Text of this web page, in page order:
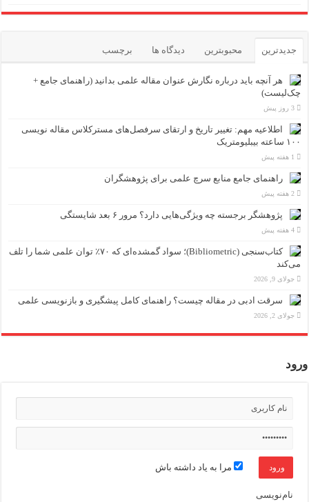
جدیدترین محبوبترین دیدگاه ها برچسب
هر آنچه باید درباره نگارش عنوان مقاله علمی بدانید (راهنمای جامع +
چک‌لیست)
3 روز پیش
اطلاعیه مهم: تغییر تاریخ و ارتقای سرفصل‌های مسترکلاس مقاله نویسی
۱۰۰ ساعته بیبلیومتریک
1 هفته پیش
راهنمای جامع منابع سرچ علمی برای پژوهشگران
2 هفته پیش
پژوهشگر برجسته چه ویژگی‌هایی دارد؟ مرور ۶ بعد شایستگی
4 هفته پیش
کتاب‌سنجی (Bibliometric)؛ سواد گمشده‌ای که ۷۰٪ توان علمی شما را تلف
می‌کند
جولای 9, 2026
سرقت ادبی در مقاله چیست؟ راهنمای کامل پیشگیری و بازنویسی علمی
جولای 2, 2026
ورود
مرا به یاد داشته باش
نام‌نویسی